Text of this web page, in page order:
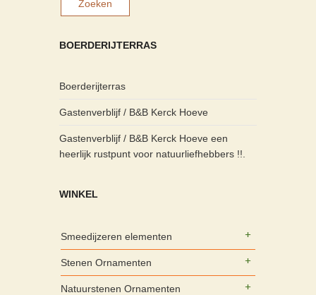
BOERDERIJTERRAS
Boerderijterras
Gastenverblijf / B&B Kerck Hoeve
Gastenverblijf / B&B Kerck Hoeve een
heerlijk rustpunt voor natuurliefhebbers !!.
WINKEL
Smeedijzeren elementen
Stenen Ornamenten
Natuurstenen Ornamenten